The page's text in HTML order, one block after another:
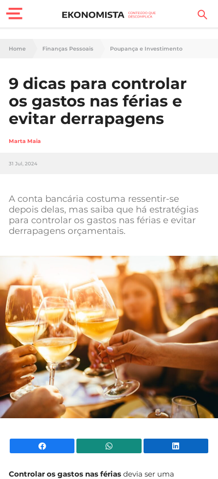
Finanças Pessoais
Carreira
Casa
Lifestyle
Sociedade
Negócios
Mundial 2026
Home Finanças Pessoais Poupança e Investimento
9 dicas para controlar
os gastos nas férias e
evitar derrapagens
Marta Maia
31 Jul, 2024
A conta bancária costuma ressentir-se
depois delas, mas saiba que há estratégias
para controlar os gastos nas férias e evitar
derrapagens orçamentais.
Facebook WhatsApp
Controlar os gastos nas férias devia ser uma